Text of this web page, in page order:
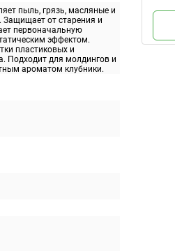
пыль, грязь, масляные и
Защищает от старения и
первоначальную
эффектом.
пластиковых и
Подходит для молдингов и
ароматом клубники.